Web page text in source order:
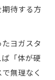
待する方
ヨガスタ
「体が硬
無理なく